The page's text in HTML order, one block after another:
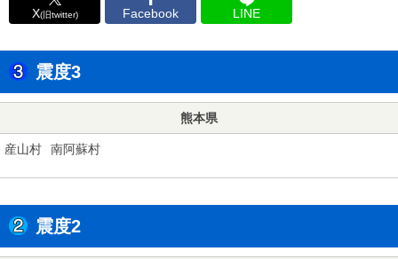
X(旧twitter) Facebook LINE
震度3
熊本県
産山村 南阿蘇村
震度2